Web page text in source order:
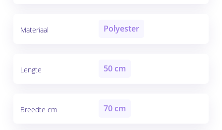
Materiaal Polyester
Lengte 50 cm
Breedte cm 70 cm